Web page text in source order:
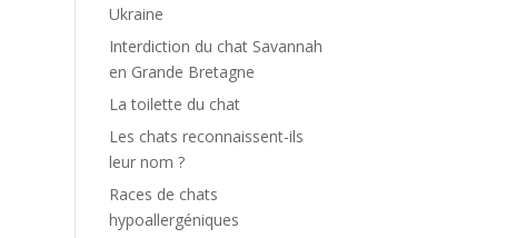
Ukraine
Interdiction du chat Savannah
en Grande Bretagne
La toilette du chat
Les chats reconnaissent-ils
leur nom ?
Races de chats
hypoallergéniques